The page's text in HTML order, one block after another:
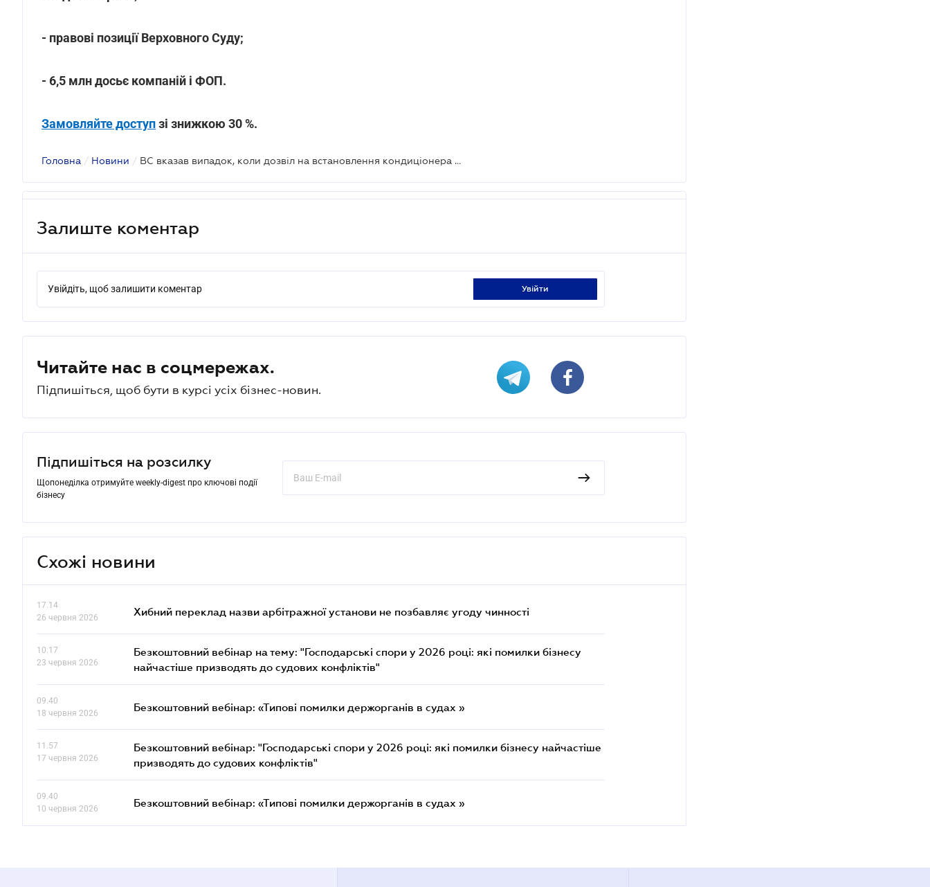
- правові позиції Верховного Суду;
- 6,5 млн досьє компаній і ФОП.
Замовляйте доступзі знижкою 30 %.
Головна / Новини / ВС вказав випадок, коли дозвіл на встановлення кондиціонера на історичній будівлі не потрібний
Залиште коментар
Увійдіть, щоб залишити коментар увійти
Читайте нас в соцмережах.
Підпишіться, щоб бути в курсі усіх бізнес-новин.
Підпишіться на розсилку
Щопонеділка отримуйте weekly-digest про ключові події
бізнесу
Схожі новини
17.14
26 червня 2026
Хибний переклад назви арбітражної установи не позбавляє угоду чинності
10.17
23 червня 2026
Безкоштовний вебінар на тему: "Господарські спори у 2026 році: які помилки бізнесу
найчастіше призводять до судових конфліктів"
09.40
18 червня 2026
Безкоштовний вебінар: «Типові помилки держорганів в судах »
11.57
17 червня 2026
Безкоштовний вебінар: "Господарські спори у 2026 році: які помилки бізнесу найчастіше
призводять до судових конфліктів"
09.40
10 червня 2026
Безкоштовний вебінар: «Типові помилки держорганів в судах »